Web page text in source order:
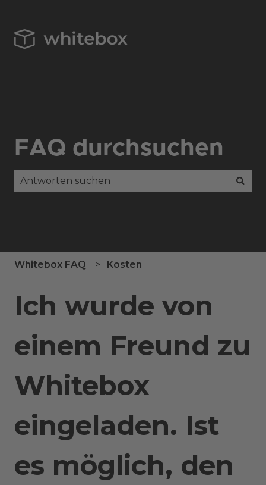
FAQ durchsuchen
Whitebox FAQ Kosten
Ich wurde von
einem Freund zu
Whitebox
eingeladen. Ist
es möglich, den